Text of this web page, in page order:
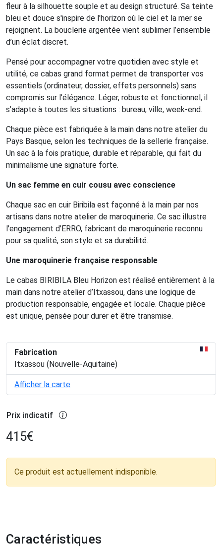
fleur à la silhouette souple et au design structuré. Sa teinte
bleu et douce s'inspire de l'horizon où le ciel et la mer se
rejoignent. La bouclerie argentée vient sublimer l’ensemble
d’un éclat discret.
Pensé pour accompagner votre quotidien avec style et
utilité, ce cabas grand format permet de transporter vos
essentiels (ordinateur, dossier, effets personnels) sans
compromis sur l’élégance. Léger, robuste et fonctionnel, il
s’adapte à toutes les situations : bureau, ville, week-end.
Chaque pièce est fabriquée à la main dans notre atelier du
Pays Basque, selon les techniques de la sellerie française.
Un sac à la fois pratique, durable et réparable, qui fait du
minimalisme une signature forte.
Un sac femme en cuir cousu avec conscience
Chaque sac en cuir Biribila est façonné à la main par nos
artisans dans notre atelier de maroquinerie. Ce sac illustre
l'engagement d'ERRO, fabricant de maroquinerie reconnu
pour sa qualité, son style et sa durabilité.
Une maroquinerie française responsable
Le cabas BIRIBILA Bleu Horizon est réalisé entièrement à la
main dans notre atelier d’Itxassou, dans une logique de
production responsable, engagée et locale. Chaque pièce
est unique, pensée pour durer et être transmise.
Fabrication
Itxassou (Nouvelle-Aquitaine)
Afficher la carte
Prix indicatif
415€
Ce produit est actuellement indisponible.
Caractéristiques